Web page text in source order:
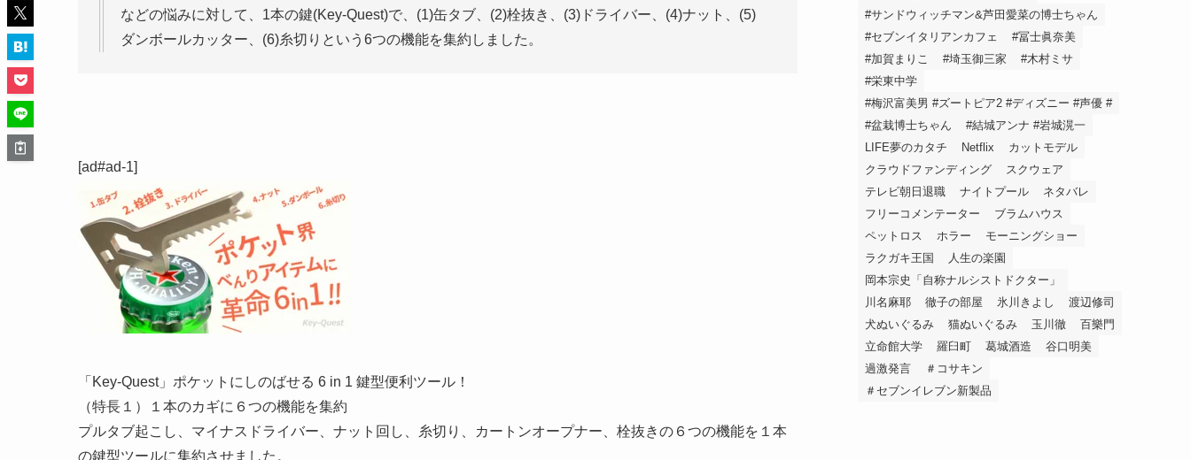
などの悩みに対して、1本の鍵(Key-Quest)で、(1)缶タブ、(2)栓抜き、(3)ドライバー、(4)ナット、(5)
ダンボールカッター、(6)糸切りという6つの機能を集約しました。
[ad#ad-1]
「Key-Quest」ポケットにしのばせる 6 in 1 鍵型便利ツール！
（特長１）１本のカギに６つの機能を集約
プルタブ起こし、マイナスドライバー、ナット回し、糸切り、カートンオープナー、栓抜きの６つの機能を１本
の鍵型ツールに集約させました。
#サンドウィッチマン&芦田愛菜の博士ちゃん
#セブンイタリアンカフェ
#冨士眞奈美
#加賀まりこ
#埼玉御三家
#木村ミサ
#栄東中学
#梅沢富美男 #ズートピア2 #ディズニー #声優 #
#盆栽博士ちゃん
#結城アンナ #岩城滉一
LIFE夢のカタチ
Netflix
カットモデル
クラウドファンディング
スクウェア
テレビ朝日退職
ナイトプール
ネタバレ
フリーコメンテーター
ブラムハウス
ペットロス
ホラー
モーニングショー
ラクガキ王国
人生の楽園
岡本宗史「自称ナルシストドクター」
川名麻耶
徹子の部屋 氷川きよし
渡辺修司
犬ぬいぐるみ
猫ぬいぐるみ 玉川徹
百樂門
立命館大学
羅臼町 葛城酒造
谷口明美
過激発言
＃コサキン
＃セブンイレブン新製品